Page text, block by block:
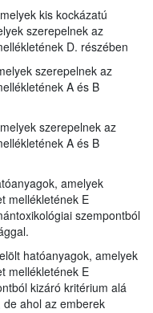
kis kockázatú
szerepelnek az
D. részében
szerepelnek az
A és B
szerepelnek az
A és B
amelyek
mellékletének E
szempontból
hatóanyagok, amelyek
mellékletének E
kizáró kritérium alá
ahol az emberek